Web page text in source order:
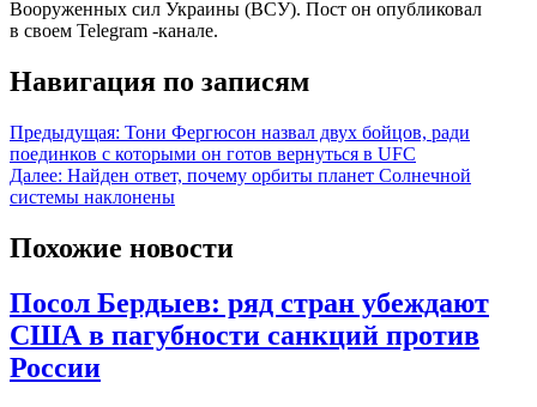
Вооруженных сил Украины (ВСУ). Пост он опубликовал
в своем Telegram -канале.
Навигация по записям
Предыдущая: Тони Фергюсон назвал двух бойцов, ради
поединков с которыми он готов вернуться в UFC
Далее: Найден ответ, почему орбиты планет Солнечной
системы наклонены
Похожие новости
Посол Бердыев: ряд стран убеждают
США в пагубности санкций против
России